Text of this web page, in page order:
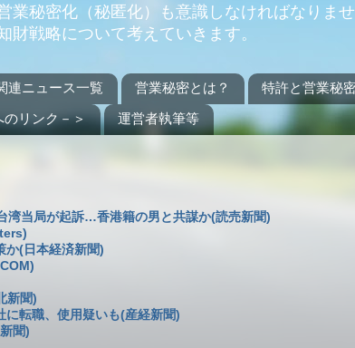
秘密化（秘匿化）も意識しなければなりま
戦略について考えていきます。
連ニュース一覧 営業秘密とは？
特許と営業秘
のリンク－＞ 運営者執筆等
湾当局が起訴…香港籍の男と共謀か(読売新聞)
か(日本経済新聞)
新聞)
転職、使用疑いも(産経新聞)
聞)